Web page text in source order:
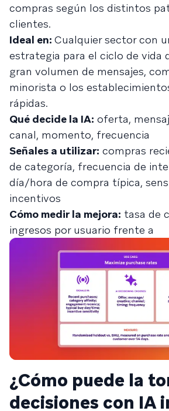
compras según los distintos
clientes.
Ideal en: Cualquier sector con
estrategia para el ciclo de vida
gran volumen de mensajes,
minorista o los
rápidas.
Qué decide la IA: oferta,
canal, momento, frecuencia
Señales a utilizar: compras
de categoría, frecuencia de
día/hora de compra típica,
incentivos
Cómo medir la mejora: tasa de
ingresos por usuario frente a
¿Cómo puede la
decisiones con IA